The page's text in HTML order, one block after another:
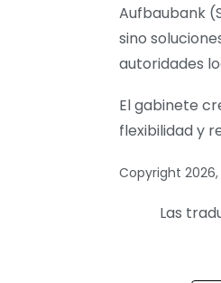
Aufbaubank
sino
autoridades
El gabinete
flexibilidad y
Copyright
Las